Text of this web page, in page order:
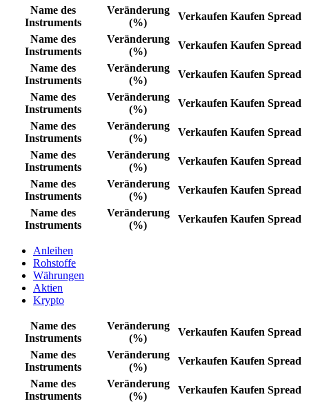
Name des
Instruments
Veränderung
(%)
Verkaufen Kaufen Spread
Name des
Instruments
Veränderung
(%)
Verkaufen Kaufen Spread
Name des
Instruments
Veränderung
(%)
Verkaufen Kaufen Spread
Name des
Instruments
Veränderung
(%)
Verkaufen Kaufen Spread
Name des
Instruments
Veränderung
(%)
Verkaufen Kaufen Spread
Name des
Instruments
Veränderung
(%)
Verkaufen Kaufen Spread
Name des
Instruments
Veränderung
(%)
Verkaufen Kaufen Spread
Name des
Instruments
Veränderung
(%)
Verkaufen Kaufen Spread
Anleihen
Rohstoffe
Währungen
Aktien
Krypto
Name des
Instruments
Veränderung
(%)
Verkaufen Kaufen Spread
Name des
Instruments
Veränderung
(%)
Verkaufen Kaufen Spread
Name des
Instruments
Veränderung
(%)
Verkaufen Kaufen Spread